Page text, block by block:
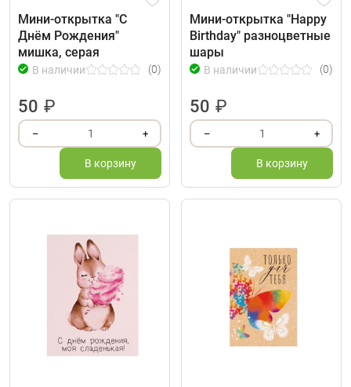
Мини-открытка "С
Днём Рождения"
мишка, серая
В наличии (0)
50 ₽
– 1 +
В корзину
Мини-открытка "Happy
Birthday" разноцветные
шары
В наличии (0)
50 ₽
– 1 +
В корзину